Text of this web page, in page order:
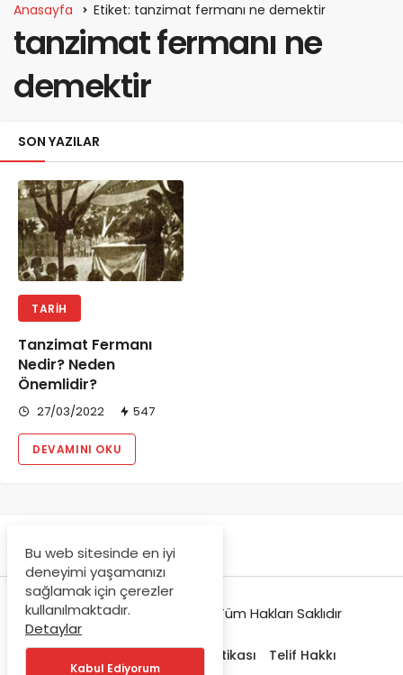
Anasayfa Etiket: tanzimat fermanı ne demektir
tanzimat fermanı ne
demektir
SON YAZILAR
TARIH
Tanzimat Fermanı
Nedir? Neden
Önemlidir?
27/03/2022 547
DEVAMINI OKU
© Copyright 2021-2022, Tüm Hakları Saklıdır
Gizlilik Politikası
Telif Hakkı
Bu web sitesinde en iyi
deneyimi yaşamanızı
sağlamak için çerezler
kullanılmaktadır.
Detaylar
Kabul Ediyorum